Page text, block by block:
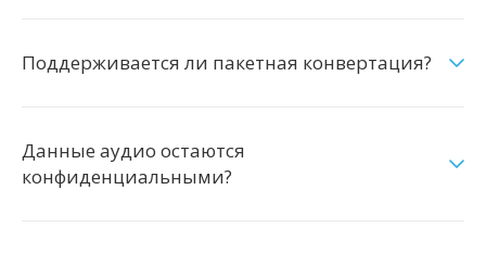
Поддерживается ли пакетная конвертация?
Данные аудио остаются
конфиденциальными?